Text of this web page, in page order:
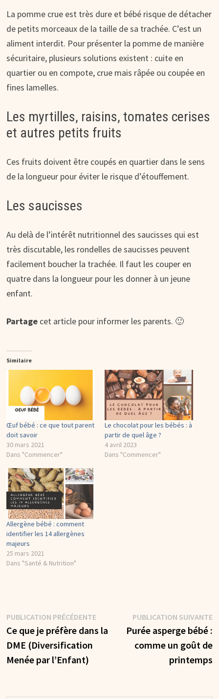
La pomme crue est très dure et bébé risque de détacher
de petits morceaux de la taille de sa trachée. C’est un
aliment interdit. Pour présenter la pomme de manière
sécuritaire, plusieurs solutions existent : cuite en
quartier ou en compote, crue mais râpée ou coupée en
fines lamelles.
Les myrtilles, raisins, tomates cerises
et autres petits fruits
Ces fruits doivent être coupés en quartier dans le sens
de la longueur pour éviter le risque d’étouffement.
Les saucisses
Au delà de l’intérêt nutritionnel des saucisses qui est
très discutable, les rondelles de saucisses peuvent
facilement boucher la trachée. Il faut les couper en
quatre dans la longueur pour les donner à un jeune
enfant.
Partage cet article pour informer les parents. 🙂
Similaire
Œuf bébé : ce que tout parent
doit savoir
30 mars 2021
Dans "Commencer"
Le chocolat pour les bébés : à
partir de quel âge ?
4 avril 2023
Dans "Commencer"
Allergène bébé : comment
identifier les 14 allergènes
majeurs
25 mars 2021
Dans "Santé & Nutrition"
Navigation
de
l’article
PUBLICATION PRÉCÉDENTEPublication
précédente :
Ce que je préfère dans la
DME (Diversification
Menée par l’Enfant)
PUBLICATION SUIVANTE
Purée asperge bébé :
comme un goût de
printemps